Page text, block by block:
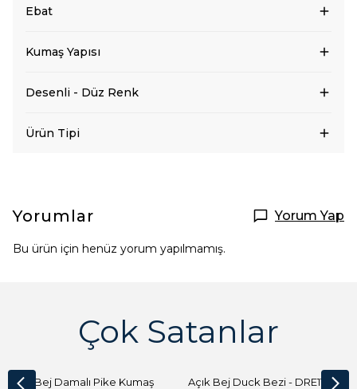
Ebat
Kumaş Yapısı
Desenli - Düz Renk
Ürün Tipi
Yorumlar Yorum Yap
Bu ürün için henüz yorum yapılmamış.
Çok Satanlar
Açık Bej Damalı Pike Kumaş Açık Bej Duck Bezi - DRE1144 Kumaş Peçete